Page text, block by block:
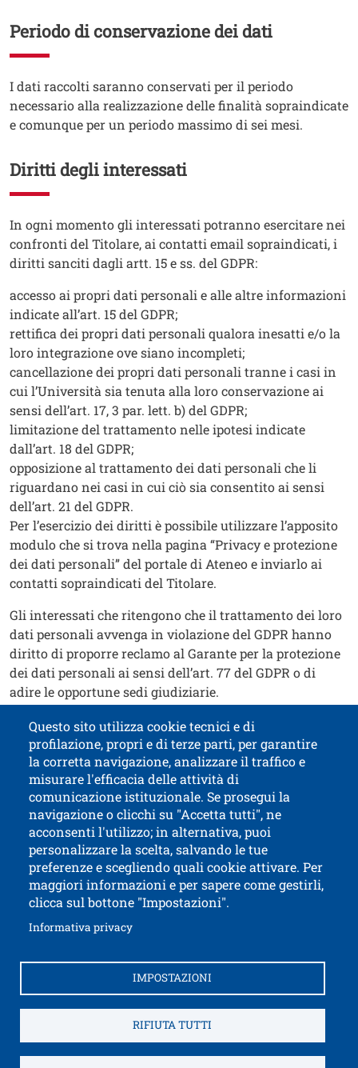
Periodo di conservazione dei dati
Testo
I dati raccolti saranno conservati per il periodo
necessario alla realizzazione delle finalità sopraindicate
e comunque per un periodo massimo di sei mesi.
Diritti degli interessati
Testo
In ogni momento gli interessati potranno esercitare nei
confronti del Titolare, ai contatti email sopraindicati, i
diritti sanciti dagli artt. 15 e ss. del GDPR:
accesso ai propri dati personali e alle altre informazioni
indicate all’art. 15 del GDPR;
rettifica dei propri dati personali qualora inesatti e/o la
loro integrazione ove siano incompleti;
cancellazione dei propri dati personali tranne i casi in
cui l’Università sia tenuta alla loro conservazione ai
sensi dell’art. 17, 3 par. lett. b) del GDPR;
limitazione del trattamento nelle ipotesi indicate
dall’art. 18 del GDPR;
opposizione al trattamento dei dati personali che li
riguardano nei casi in cui ciò sia consentito ai sensi
dell’art. 21 del GDPR.
Per l’esercizio dei diritti è possibile utilizzare l’apposito
modulo che si trova nella pagina “Privacy e protezione
dei dati personali” del portale di Ateneo e inviarlo ai
contatti sopraindicati del Titolare.
Gli interessati che ritengono che il trattamento dei loro
dati personali avvenga in violazione del GDPR hanno
diritto di proporre reclamo al Garante per la protezione
dei dati personali ai sensi dell’art. 77 del GDPR o di
adire le opportune sedi giudiziarie.
Aggiornata alla data del 1 febbraio 2022.
Contatti
Titolo contatti
Questo sito utilizza cookie tecnici e di
profilazione, propri e di terze parti, per garantire
la corretta navigazione, analizzare il traffico e
misurare l'efficacia delle attività di
comunicazione istituzionale. Se prosegui la
navigazione o clicchi su "Accetta tutti", ne
acconsenti l'utilizzo; in alternativa, puoi
personalizzare la scelta, salvando le tue
preferenze e scegliendo quali cookie attivare. Per
maggiori informazioni e per sapere come gestirli,
clicca sul bottone "Impostazioni".
Informativa privacyApri il link in una nuova finestra
IMPOSTAZIONI
RIFIUTA TUTTI
Università di Trento
via Calepina, 14 - I-38122 Trento
P.IVA-C.F. 003​40520220
Accessibilità
Autenticazione SPID e CIE
Come raggiungerci
Contatti e segnalazioni
Credits Fatturazione elettronica
Informativa Privacy
Note legali
Privacy